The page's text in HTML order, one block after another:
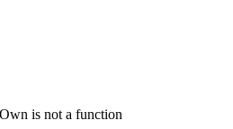
is not a function